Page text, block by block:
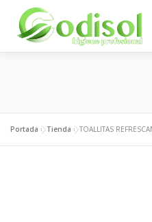
contenido
ÁREA CLIENTES
Portada »Tienda »TOALLITAS